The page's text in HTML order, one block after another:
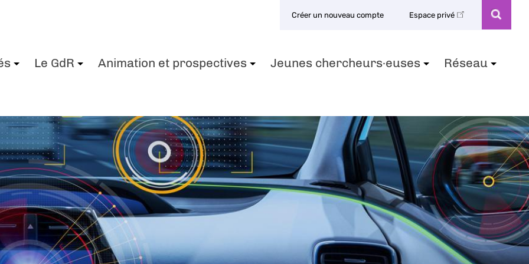
Créer un nouveau compte Espace privé
Le GdR Animation et prospectives Jeunes chercheurs·euses Réseau